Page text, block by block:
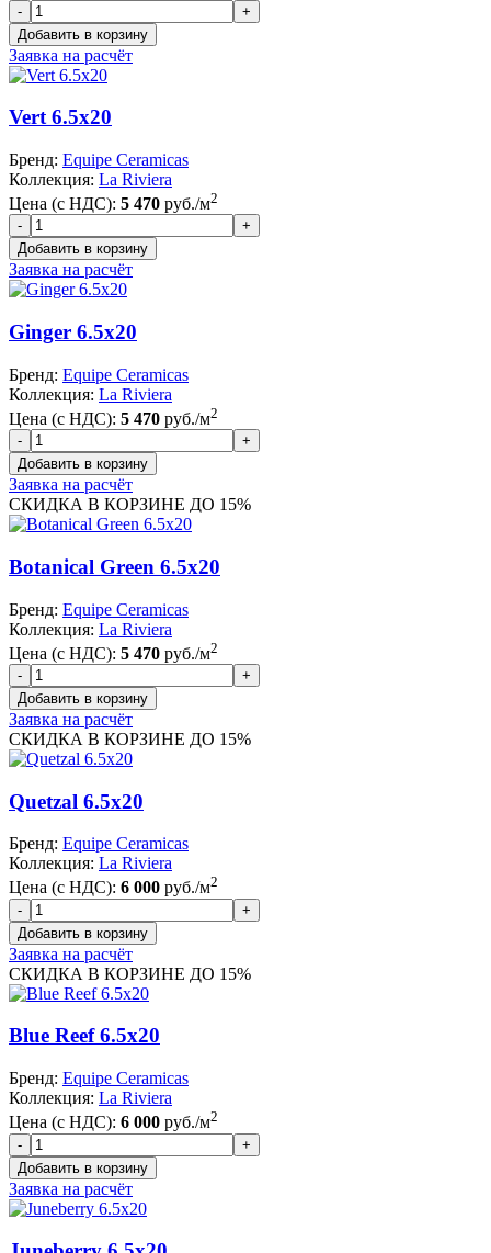
Заявка на расчёт
Vert 6.5x20
Бренд: Equipe Ceramicas
Коллекция: La Riviera
Цена (с НДС): 5 470 руб./м2
Заявка на расчёт
Ginger 6.5x20
Бренд: Equipe Ceramicas
Коллекция: La Riviera
Цена (с НДС): 5 470 руб./м2
Заявка на расчёт
СКИДКА В КОРЗИНЕ ДО 15%
Botanical Green 6.5x20
Бренд: Equipe Ceramicas
Коллекция: La Riviera
Цена (с НДС): 5 470 руб./м2
Заявка на расчёт
СКИДКА В КОРЗИНЕ ДО 15%
Quetzal 6.5x20
Бренд: Equipe Ceramicas
Коллекция: La Riviera
Цена (с НДС): 6 000 руб./м2
Заявка на расчёт
СКИДКА В КОРЗИНЕ ДО 15%
Blue Reef 6.5x20
Бренд: Equipe Ceramicas
Коллекция: La Riviera
Цена (с НДС): 6 000 руб./м2
Заявка на расчёт